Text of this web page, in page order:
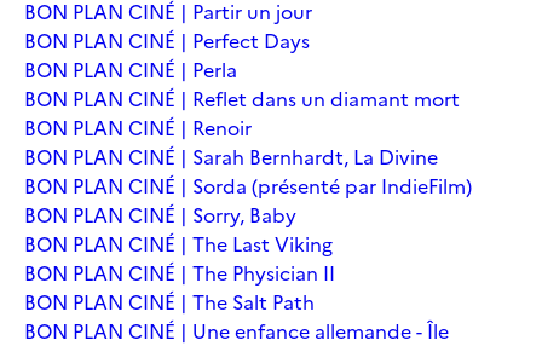
BON PLAN CINÉ | Partir un jour
BON PLAN CINÉ | Perfect Days
BON PLAN CINÉ | Perla
BON PLAN CINÉ | Reflet dans un diamant mort
BON PLAN CINÉ | Renoir
BON PLAN CINÉ | Sarah Bernhardt, La Divine
BON PLAN CINÉ | Sorda (présenté par IndieFilm)
BON PLAN CINÉ | Sorry, Baby
BON PLAN CINÉ | The Last Viking
BON PLAN CINÉ | The Physician II
BON PLAN CINÉ | The Salt Path
BON PLAN CINÉ | Une enfance allemande - Île